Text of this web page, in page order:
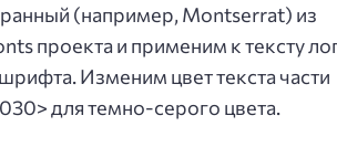
(например, Montserrat) из
проекта и применим к тексту
Изменим цвет текста части
для темно-серого цвета.